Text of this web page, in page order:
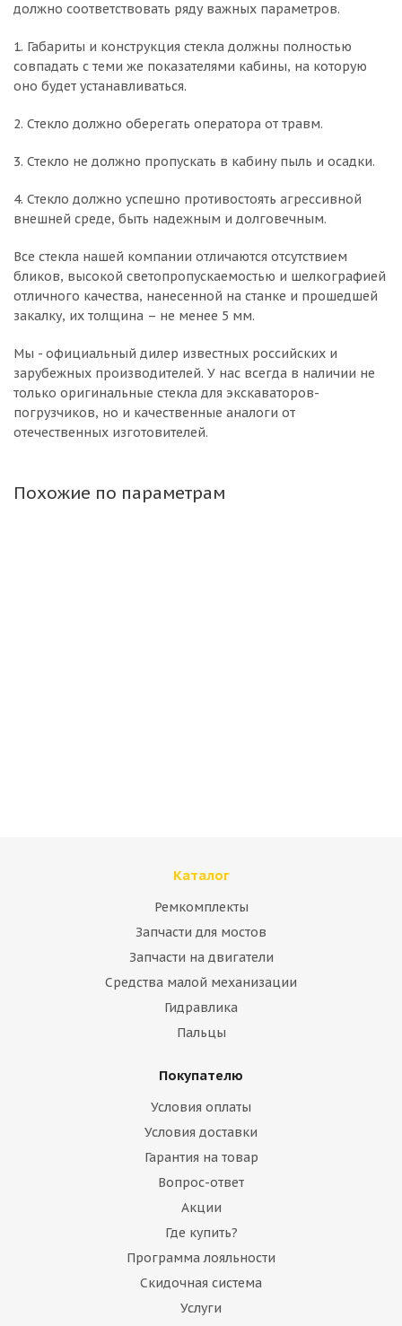
должно соответствовать ряду важных параметров.
1. Габариты и конструкция стекла должны полностью
совпадать с теми же показателями кабины, на которую
оно будет устанавливаться.
2. Стекло должно оберегать оператора от травм.
3. Стекло не должно пропускать в кабину пыль и осадки.
4. Стекло должно успешно противостоять агрессивной
внешней среде, быть надежным и долговечным.
Все стекла нашей компании отличаются отсутствием
бликов, высокой светопропускаемостью и шелкографией
отличного качества, нанесенной на станке и прошедшей
закалку, их толщина – не менее 5 мм.
Мы - официальный дилер известных российских и
зарубежных производителей. У нас всегда в наличии не
только оригинальные стекла для экскаваторов-
погрузчиков, но и качественные аналоги от
отечественных изготовителей.
Похожие по параметрам
Cтекло двери верхнее левое Volvo VOE17230424
Каталог
Ремкомплекты
Запчасти для мостов
Запчасти на двигатели
Средства малой механизации
Гидравлика
Пальцы
Покупателю
Условия оплаты
Условия доставки
Гарантия на товар
Вопрос-ответ
Акции
Где купить?
Программа лояльности
Скидочная система
Услуги